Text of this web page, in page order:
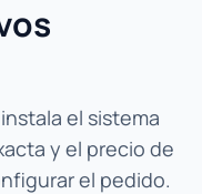
el sistema
y el precio de
el pedido.